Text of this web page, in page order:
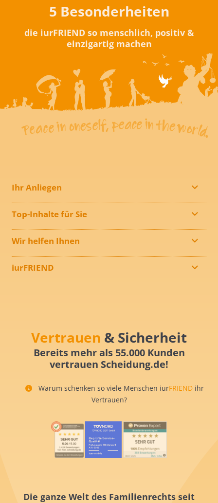
5 Besonderheiten
die iurFRIEND so menschlich, positiv &
einzigartig machen
Ihr Anliegen
Top-Inhalte für Sie
Wir helfen Ihnen
iurFRIEND
Vertrauen & Sicherheit
Bereits mehr als 55.000 Kunden
vertrauen Scheidung.de!
Warum schenken so viele Menschen iurFRIEND ihr
Vertrauen?
Die ganze Welt des Familienrechts seit